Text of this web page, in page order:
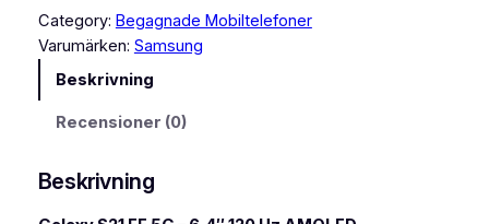
m
s
l
a
Category: Begagnade Mobiltelefoner
Varumärken: Samsung
Beskrivning
Recensioner (0)
Beskrivning